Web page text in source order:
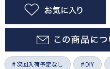
次回入荷予定なし DIY